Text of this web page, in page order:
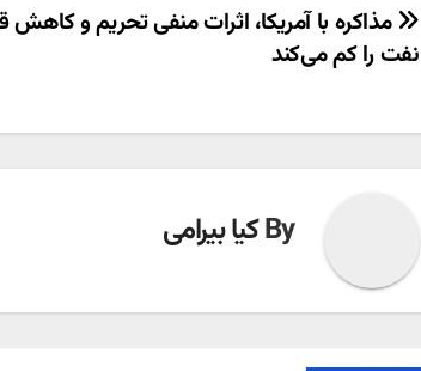
راهبری
نوشته
مذاکره با آمریکا، اثرات منفی تحریم و
نفت را کم می‌کند
Byکیا بیرامی